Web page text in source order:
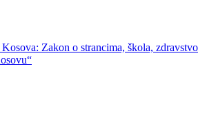
Zakon o strancima, škola, zdravstvo